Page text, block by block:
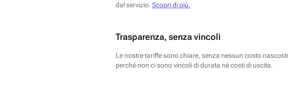
dal servizio. Scopri di più.
Trasparenza, senza vincoli
Le nostre tariffe sono chiare, senza nessun costo
perché non ci sono vincoli di durata né costi di uscita.